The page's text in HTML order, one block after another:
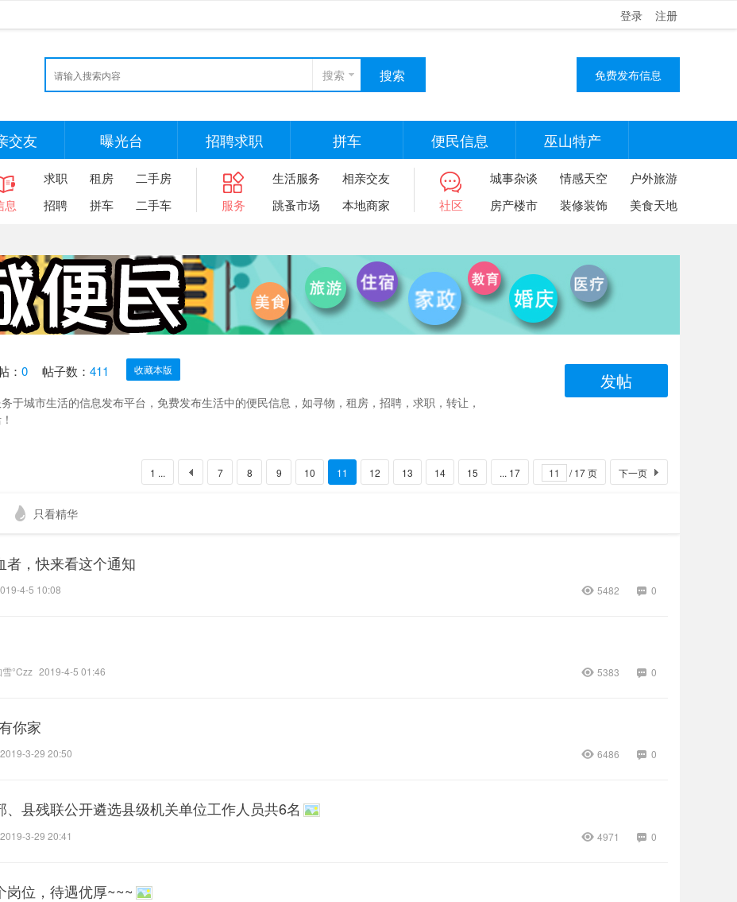
登录 注册
搜索 搜索 免费发布信息
交友 曝光台 招聘求职 拼车 便民信息 巫山特产
息
求职 租房
二手房
招聘
拼车 二手车 服务
生活服务
相亲交友
跳蚤市场
本地商家 社区
城事杂谈 情感天空
户外旅游
房产楼市
装修装饰 美食天地
： 0 帖子数： 411 收藏本版
于城市生活的信息发布平台，免费发布生活中的便民信息，如寻物，租房，招聘，求职，转让，
发帖
1 ... 7 8 9 10 11 12 13 14 15 ... 17 / 17 页 下一页
只看精华
者，快来看这个通知
4-5 10:08 0
5482
°Czz 2019-4-5 01:46 0
5383
你家
2019-3-29 20:50 0
6486
县残联公开遴选县级机关单位工作人员共6名
2019-3-29 20:41 0
4971
岗位，待遇优厚~~~